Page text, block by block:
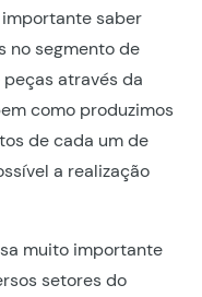
importante saber
no segmento de
através da
como produzimos
de cada um de
a realização
muito importante
setores do